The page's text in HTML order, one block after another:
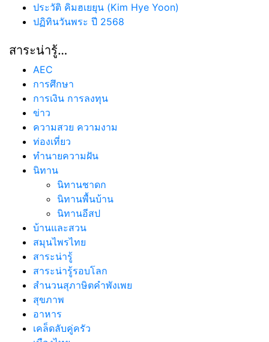
ประวัติ คิมฮเยยุน (Kim Hye Yoon)
ปฏิทินวันพระ ปี 2568
สาระน่ารู้…
AEC
การศึกษา
การเงิน การลงทุน
ข่าว
ความสวย ความงาม
ท่องเที่ยว
ทํานายความฝัน
นิทาน
นิทานชาดก
นิทานพื้นบ้าน
นิทานอีสป
บ้านและสวน
สมุนไพรไทย
สาระน่ารู้
สาระน่ารู้รอบโลก
สำนวนสุภาษิตคำพังเพย
สุขภาพ
อาหาร
เคล็ดลับคู่ครัว